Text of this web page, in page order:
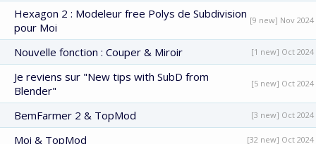
Hexagon 2 : Modeleur free Polys de Subdivision
pour Moi
[9 new] Nov 2024
Nouvelle fonction : Couper & Miroir [1 new] Oct 2024
Je reviens sur "New tips with SubD from
Blender"
[5 new] Oct 2024
BemFarmer 2 & TopMod [3 new] Oct 2024
Moi & TopMod [32 new] Oct 2024